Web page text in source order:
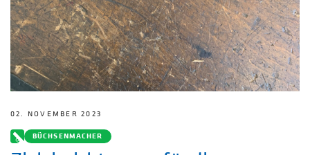
02. NOVEMBER 2023
BÜCHSENMACHER